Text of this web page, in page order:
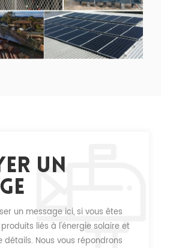
Un
un message ici, si vous êtes
liés à l'énergie solaire et
détails. Nous vous répondrons